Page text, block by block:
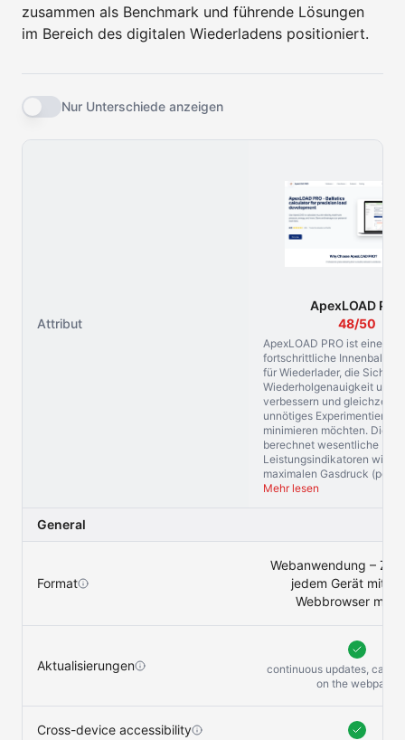
zusammen als Benchmark und führende Lösungen
im Bereich des digitalen Wiederladens positioniert.
Nur Unterschiede anzeigen
Attribut
ApexLOAD PRO
48/50
ApexLOAD PRO ist eine
fortschrittliche
für Wiederlader, die
Wiederholgenauigkeit und
verbessern und gleichzeitig
unnötiges Experimentieren
minimieren möchten. Die
berechnet wesentliche
Leistungsindikatoren wie
maximalen Gasdruck (peak
Mehr lesen
General
Format
Webanwendung –
jedem Gerät mit
Webbrowser
Aktualisierungen
continuous updates, can
on the webpage
Cross-device accessibility